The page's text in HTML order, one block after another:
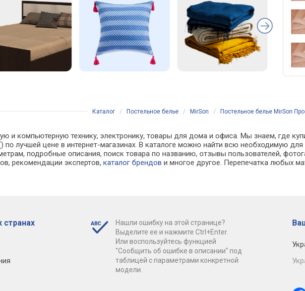
Каталог / Постельное белье / MirSon / Постельное белье MirSon
и компьютерную технику, электронику, товары для дома и офиса. Мы знаем, где
по лучшей цене в интернет-магазинах. В каталоге можно найти всю необходимую
подробные описания, поиск товара по названию, отзывы пользователей,
рекомендации экспертов,каталог брендов и многое другое. Перепечатка любых
странах
Нашли ошибку на этой странице?
Выделите ее и нажмите Ctrl+Enter.
Или воспользуйтесь функцией
"Сообщить об ошибке в описании" под
таблицей с параметрами конкретной
модели.